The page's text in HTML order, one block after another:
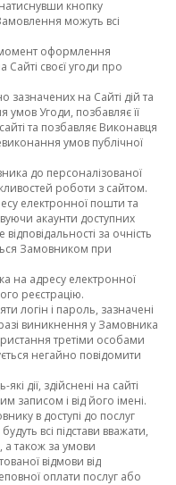
кнопку
можуть всі
оформлення
своєї угоди про
на Сайті дій та
Угоди, позбавляє її
та позбавляє Виконавця
умов публічної
до персоналізованої
роботи з сайтом.
електронної пошти та
акаунти доступних
за очність
Замовником при
на адресу електронної
реєстрацію.
логін і пароль, зазначені
виникнення у Замовника
третіми особами
негайно повідомити
дії, здійснені на сайті
записом і від його імені.
в доступі до послуг
всі підстави вважати,
а також за умови
відмови від
оплати послуг або